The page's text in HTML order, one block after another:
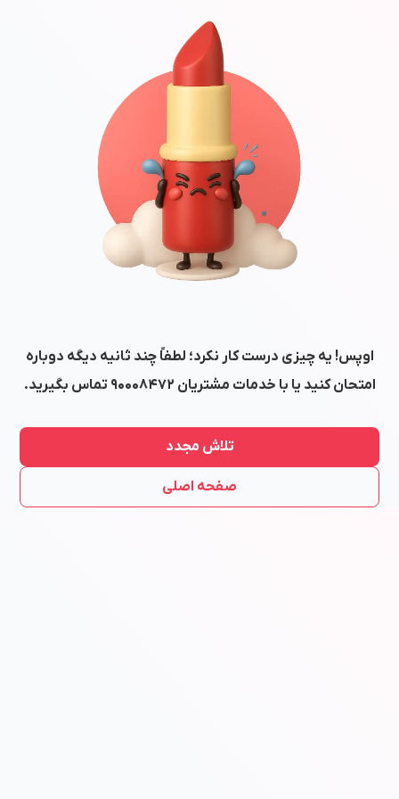
اوپس! یه چیزی درست کار نکرد؛ لطفاً چند ثانیه دیگه دوباره
امتحان کنید یا با خدمات مشتریان ۹۰۰۰۸۴۷۲ تماس بگیرید.
تلاش مجدد
صفحه اصلی